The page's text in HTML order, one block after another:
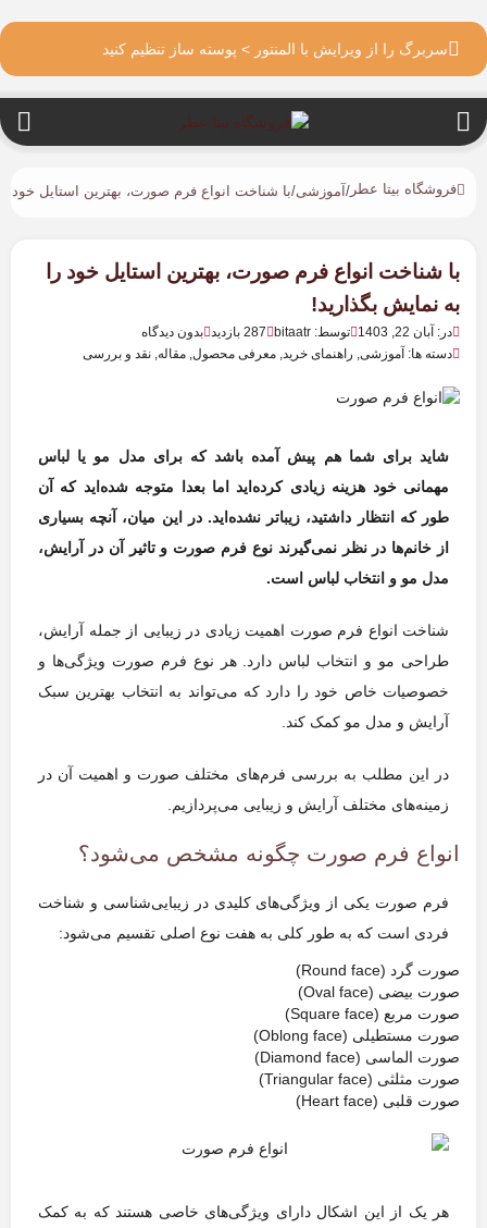
سربرگ را از ویرایش با المنتور > پوسته ساز تنظیم کنید
فروشگاه بیتا عطر /آموزشی/با شناخت انواع فرم صورت، بهترین استایل خود
با شناخت انواع فرم صورت، بهترین استایل خود را
به نمایش بگذارید!
در: آبان 22, 1403 توسط: bitaatr 287 بازدید
بدون دیدگاه
دسته ها: آموزشی, راهنمای خرید, معرفی محصول, مقاله, نقد و بررسی
شاید برای شما هم پیش آمده باشد که برای مدل مو یا لباس
مهمانی خود هزینه زیادی کرده‌اید اما بعدا متوجه شده‌اید که آن
طور که انتظار داشتید، زیباتر نشده‌اید. در این میان، آنچه بسیاری
از خانم‌ها در نظر نمی‌گیرند نوع فرم صورت و تاثیر آن در آرایش،
مدل مو و انتخاب لباس است.
شناخت انواع فرم صورت اهمیت زیادی در زیبایی از جمله آرایش،
طراحی مو و انتخاب لباس دارد. هر نوع فرم صورت ویژگی‌ها و
خصوصیات خاص خود را دارد که می‌تواند به انتخاب بهترین سبک
آرایش و مدل مو کمک کند.
در این مطلب به بررسی فرم‌های مختلف صورت و اهمیت آن در
زمینه‌های مختلف آرایش و زیبایی می‌پردازیم.
انواع فرم صورت چگونه مشخص می‌‌شود؟
فرم صورت یکی از ویژگی‌های کلیدی در زیبایی‌شناسی و شناخت
فردی است که به طور کلی به هفت نوع اصلی تقسیم می‌شود:
صورت گرد (Round face)
صورت بیضی (Oval face)
صورت مربع (Square face)
صورت مستطیلی (Oblong face)
صورت الماسی (Diamond face)
صورت مثلثی (Triangular face)
صورت قلبی (Heart face)
هر یک از این اشکال دارای ویژگی‌های خاصی هستند که به کمک